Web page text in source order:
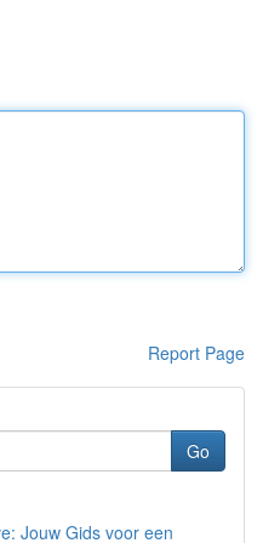
Report Page
Go
Jouw Gids voor een